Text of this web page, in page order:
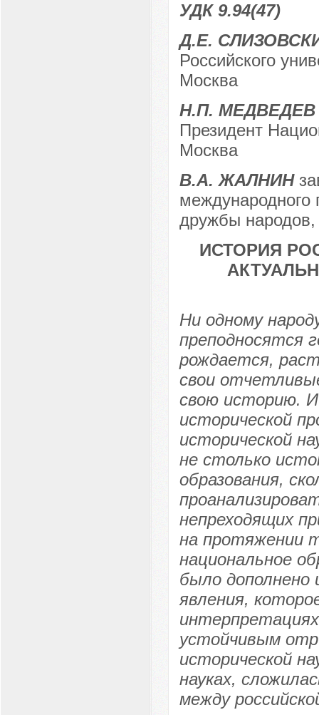
УДК 9.94(47)
Д.Е.
Российского
Москва
Н.П. МЕДВЕДЕВ
Президент
Москва
В.А. ЖАЛНИН
международного
дружбы народов,
ИСТОРИЯ
Ни одному
преподносятся
рождается,
свои
свою историю.
исторической
исторической
не столько
образования,
непреходящих
на протяжении
национальное
было дополнено
явления,
устойчивым
исторической
науках,
между